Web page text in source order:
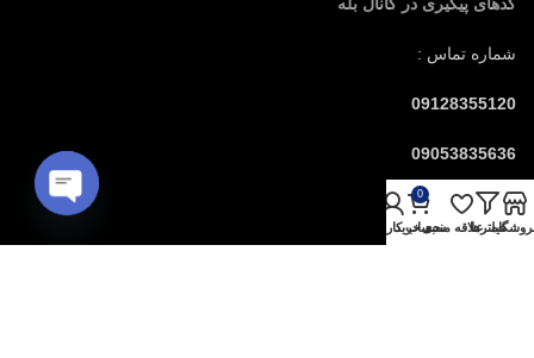
شماره تماس :
09128355120
09053835636
لینک های مفید
فیلترهاعلاقه مندی
0
سبد خرید
حساب کاربری من